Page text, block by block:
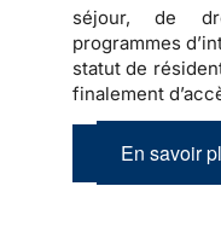
séjour, de
programmes
statut de
finalement
En savoir